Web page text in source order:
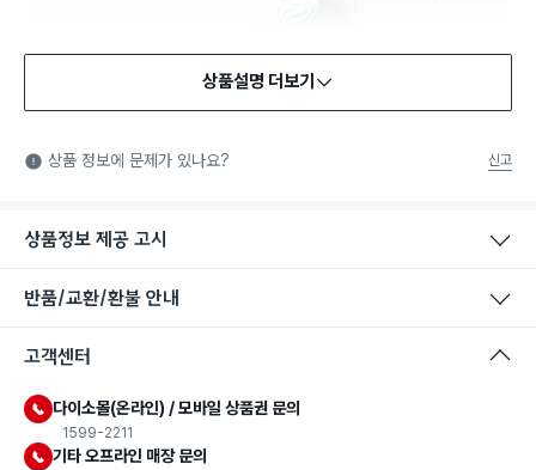
상품설명 더보기
상품 정보에 문제가 있나요? 신고
상품정보 제공 고시
반품/교환/환불 안내
고객센터
다이소몰(온라인) / 모바일 상품권 문의
1599-2211
기타 오프라인 매장 문의